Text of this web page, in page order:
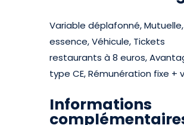
Variable déplafonné,
essence, Véhicule, Tickets
restaurants à 8 euros,
type CE, Rémunération fixe +
Informations